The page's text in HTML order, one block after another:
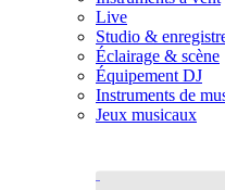
Live
Studio &
Éclairage & scène
Équipement DJ
Instruments de
Jeux musicaux